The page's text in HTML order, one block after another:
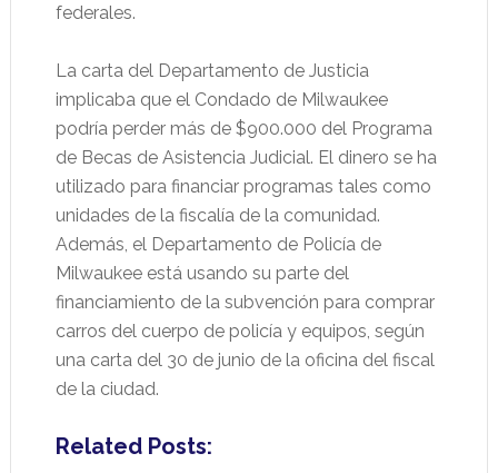
federales.
La carta del Departamento de Justicia
implicaba que el Condado de Milwaukee
podría perder más de $900.000 del Programa
de Becas de Asistencia Judicial. El dinero se ha
utilizado para financiar programas tales como
unidades de la fiscalía de la comunidad.
Además, el Departamento de Policía de
Milwaukee está usando su parte del
financiamiento de la subvención para comprar
carros del cuerpo de policía y equipos, según
una carta del 30 de junio de la oficina del fiscal
de la ciudad.
Related Posts: